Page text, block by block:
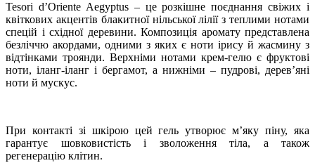
Tesori d’Oriente Aegyptus – це розкішне поєднання свіжих і
квіткових акцентів блакитної нільської лілії з теплими нотами
спецій і східної деревини. Композиція аромату представлена
безліччю акордами, одними з яких є ноти ірису й жасмину з
відтінками троянди. Верхніми нотами крем-гелю є фруктові
ноти, іланг-іланг і бергамот, а нижніми – пудрові, дерев’яні
ноти й мускус.
При контакті зі шкірою цей гель утворює м’яку піну, яка
гарантує шовковистість і зволоження тіла, а також
регенерацію клітин.